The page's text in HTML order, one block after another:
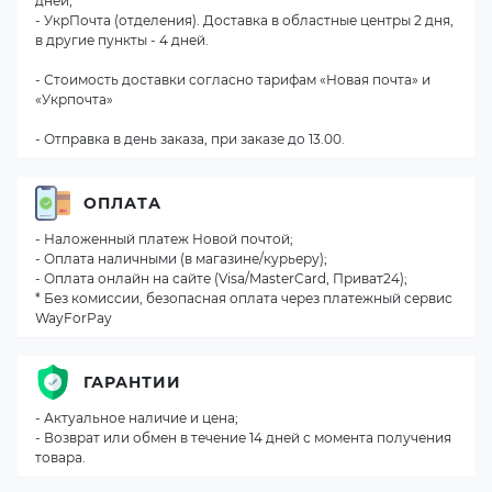
- УкрПочта (отделения). Доставка в областные центры 2 дня,
в другие пункты - 4 дней.
- Стоимость доставки согласно тарифам «Новая почта» и
«Укрпочта»
- Отправка в день заказа, при заказе до 13.00.
ОПЛАТА
- Наложенный платеж Новой почтой;
- Оплата наличными (в магазине/курьеру);
- Оплата онлайн на сайте (Visa/MasterCard, Приват24);
* Без комиссии, безопасная оплата через платежный сервис
WayForPay
ГАРАНТИИ
- Актуальное наличие и цена;
- Возврат или обмен в течение 14 дней с момента получения
товара.